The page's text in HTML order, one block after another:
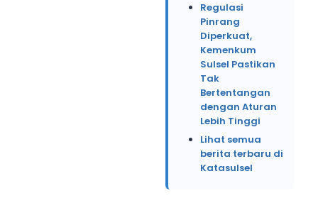
Regulasi
Pinrang
Diperkuat,
Kemenkum
Sulsel Pastikan
Tak
Bertentangan
dengan Aturan
Lebih Tinggi
Lihat semua
berita terbaru di
Katasulsel